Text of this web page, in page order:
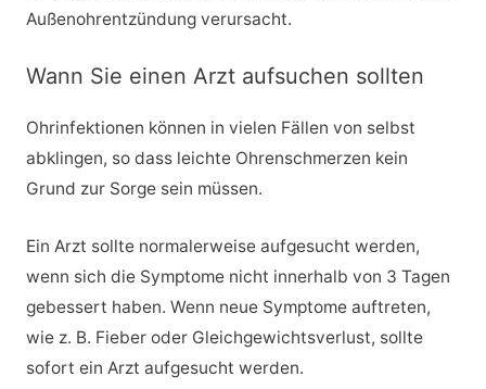
Außenohrentzündung verursacht.
Wann Sie einen Arzt aufsuchen sollten
Ohrinfektionen können in vielen Fällen von selbst
abklingen, so dass leichte Ohrenschmerzen kein
Grund zur Sorge sein müssen.
Ein Arzt sollte normalerweise aufgesucht werden,
wenn sich die Symptome nicht innerhalb von 3 Tagen
gebessert haben. Wenn neue Symptome auftreten,
wie z. B. Fieber oder Gleichgewichtsverlust, sollte
sofort ein Arzt aufgesucht werden.